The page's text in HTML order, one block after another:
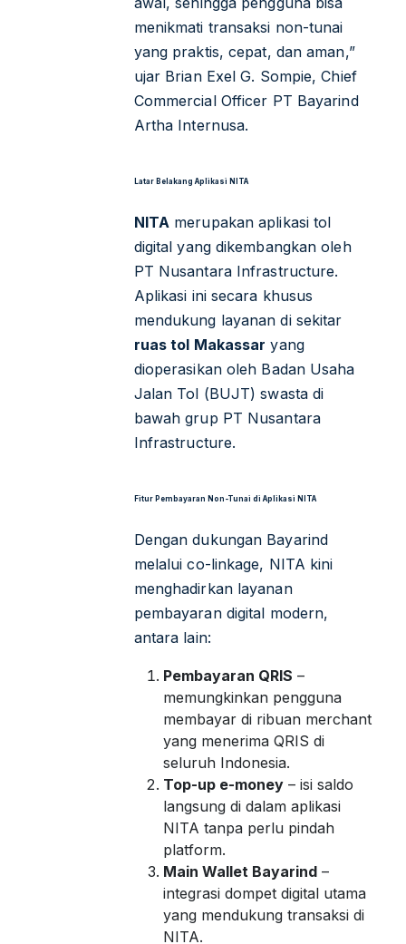
menikmati transaksi non-tunai
yang praktis, cepat, dan aman,”
ujar Brian Exel G. Sompie, Chief
Commercial Officer PT Bayarind
Artha Internusa.
Latar Belakang Aplikasi NITA
NITA merupakan aplikasi tol
digital yang dikembangkan oleh
PT Nusantara Infrastructure.
Aplikasi ini secara khusus
mendukung layanan di sekitar
ruas tol Makassar yang
dioperasikan oleh Badan Usaha
Jalan Tol (BUJT) swasta di
bawah grup PT Nusantara
Infrastructure.
Fitur Pembayaran Non-Tunai di Aplikasi NITA
Dengan dukungan Bayarind
melalui co-linkage, NITA kini
menghadirkan layanan
pembayaran digital modern,
antara lain:
Pembayaran QRIS –
memungkinkan pengguna
membayar di ribuan merchant
yang menerima QRIS di
seluruh Indonesia.
Top-up e-money– isi saldo
langsung di dalam aplikasi
NITA tanpa perlu pindah
platform.
Main Wallet Bayarind–
integrasi dompet digital utama
yang mendukung transaksi di
NITA.